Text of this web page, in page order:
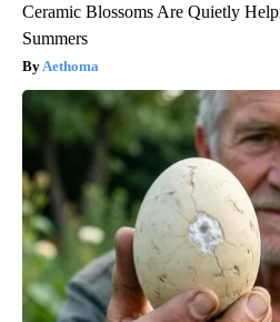
Ceramic Blossoms Are Quietly
Summers
Aethoma